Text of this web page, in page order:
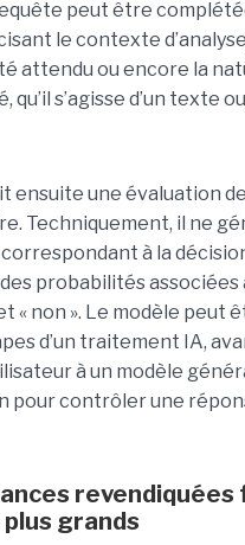
peut être
le contexte
attendu ou encore la
s’agisse d’un texte ou
ensuite une évaluation
Techniquement, il ne
à la
probabilités associées
« non ». Le modèle peut
d’un traitement IA,
à un modèle
pour contrôler une
revendiquées
grands